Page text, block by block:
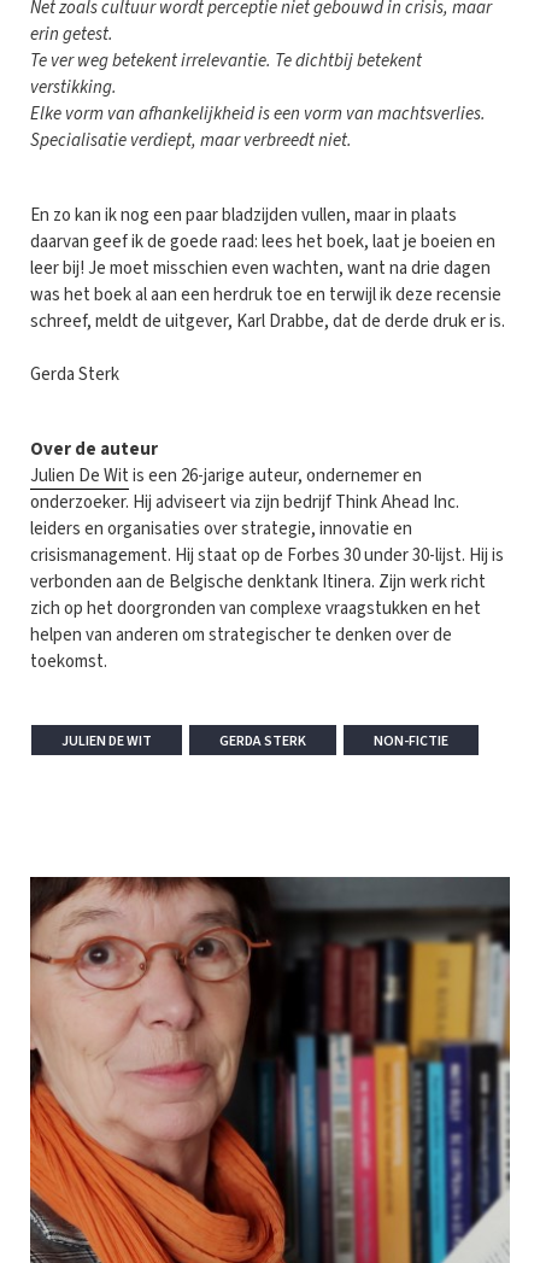
Net zoals cultuur wordt perceptie niet gebouwd in crisis, maar
erin getest.
Te ver weg betekent irrelevantie. Te dichtbij betekent
verstikking.
Elke vorm van afhankelijkheid is een vorm van machtsverlies.
Specialisatie verdiept, maar verbreedt niet.
En zo kan ik nog een paar bladzijden vullen, maar in plaats
daarvan geef ik de goede raad: lees het boek, laat je boeien en
leer bij! Je moet misschien even wachten, want na drie dagen
was het boek al aan een herdruk toe en terwijl ik deze recensie
schreef, meldt de uitgever, Karl Drabbe, dat de derde druk er is.
Gerda Sterk
Over de auteur
Julien De Witis een 26-jarige auteur, ondernemer en
onderzoeker. Hij adviseert via zijn bedrijf Think Ahead Inc.
leiders en organisaties over strategie, innovatie en
crisismanagement. Hij staat op de Forbes 30 under 30-lijst. Hij is
verbonden aan de Belgische denktank Itinera. Zijn werk richt
zich op het doorgronden van complexe vraagstukken en het
helpen van anderen om strategischer te denken over de
toekomst.
JULIEN DE WIT GERDA STERK NON-FICTIE